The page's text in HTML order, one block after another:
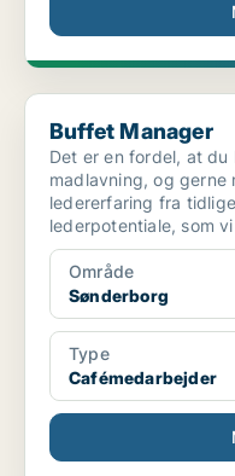
Buffet Manager
Buffet Manager
Det er en fordel, at du
madlavning, og gerne
ledererfaring fra
lederpotentiale, som
Område
Sønderborg
Type
Cafémedarbejder